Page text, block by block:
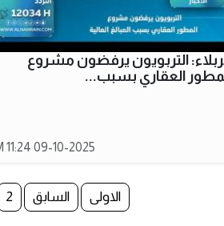
التربويون يرفضون مشروع
العقاري بسبب...
09-10-2025 11:24 PM
الاولى السابق 2